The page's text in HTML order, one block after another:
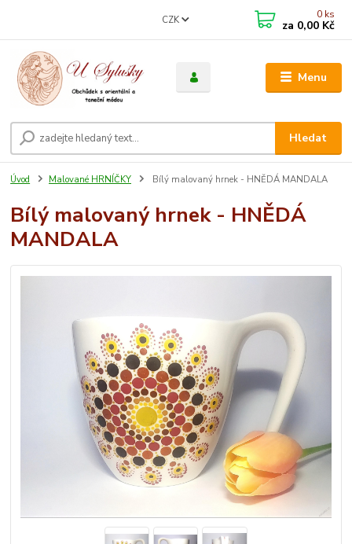
Menu
CZK
Hledat
0 ks
za 0,00 Kč
Úvod Malované HRNÍČKY Bílý malovaný hrnek - HNĚDÁ MANDALA
Bílý malovaný hrnek - HNĚDÁ
MANDALA